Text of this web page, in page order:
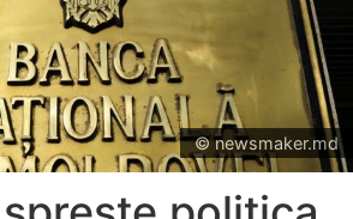
© newsmaker.md